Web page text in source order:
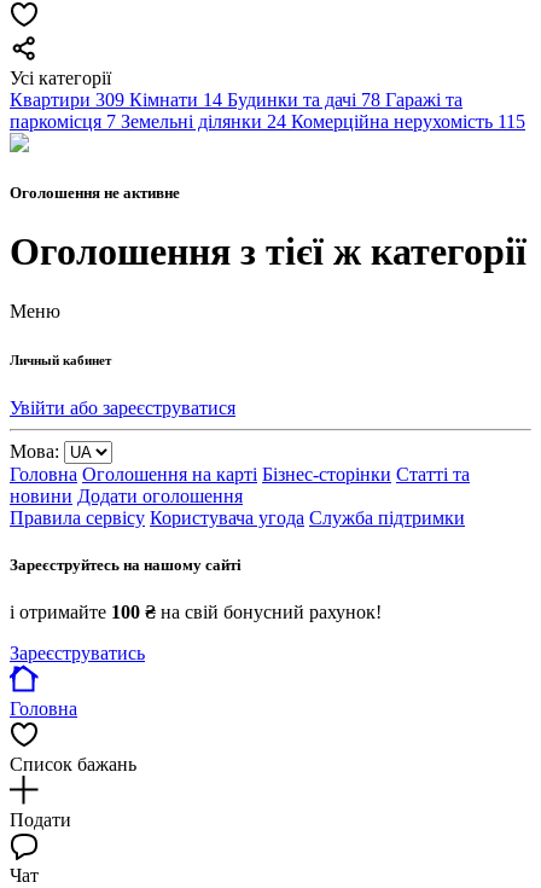
Усі категорії
Квартири 309 Кімнати 14 Будинки та дачі 78 Гаражі та
паркомісця 7 Земельні ділянки 24 Комерційна нерухомість 115
Оголошення не активне
Оголошення з тієї ж категорії
Меню
Личный кабинет
Увійти або зареєструватися
Мова:
Головна Оголошення на карті Бізнес-сторінки Статті та
новини Додати оголошення
Правила сервісу Користувача угода Служба підтримки
Зареєструйтесь на нашому сайті
і отримайте 100 ₴ на свій бонусний рахунок!
Зареєструватись
Головна
Список бажань
Подати
Чат